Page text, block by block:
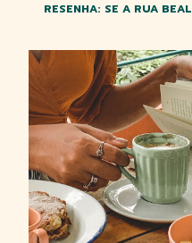
RESENHA: SE A RUA